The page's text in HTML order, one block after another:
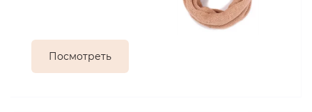
Посмотреть